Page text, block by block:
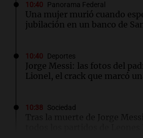
10:40 Panorama Federal
Una mujer murió cuando
jubilación en un banco de
10:40 Deportes
Jorge Messi: las fotos del
Lionel, el crack que marcó
10:38 Sociedad
Tras la muerte de Jorge